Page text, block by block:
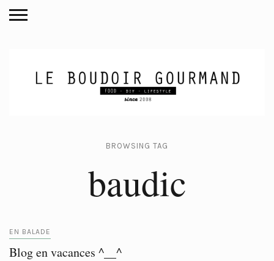
BROWSING TAG
baudic
EN BALADE
Blog en vacances ^__^